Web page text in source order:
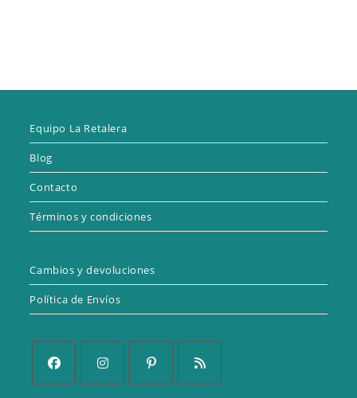
Equipo La Retalera
Blog
Contacto
Términos y condiciones
Cambios y devoluciones
Política de Envíos